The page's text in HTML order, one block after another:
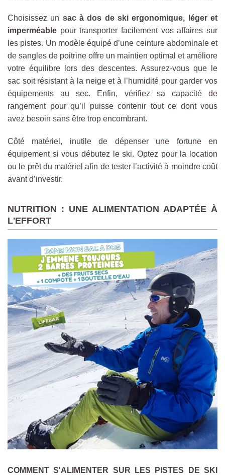
Choisissez un sac à dos de ski ergonomique, léger et
imperméable pour transporter facilement vos affaires sur
les pistes. Un modèle équipé d’une ceinture abdominale et
de sangles de poitrine offre un maintien optimal et améliore
votre équilibre lors des descentes. Assurez-vous que le
sac soit résistant à la neige et à l’humidité pour garder vos
équipements au sec. Enfin, vérifiez sa capacité de
rangement pour qu’il puisse contenir tout ce dont vous
avez besoin sans être trop encombrant.
Côté matériel, inutile de dépenser une fortune en
équipement si vous débutez le ski. Optez pour la location
ou le prêt du matériel afin de tester l’activité à moindre coût
avant d’investir.
NUTRITION : UNE ALIMENTATION ADAPTÉE À
L'EFFORT
COMMENT S'ALIMENTER SUR LES PISTES DE SKI